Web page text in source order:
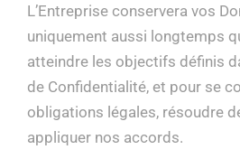
L’Entreprise conservera vos
uniquement aussi longtemps
atteindre les objectifs définis
de Confidentialité, et pour se
obligations légales, résoudre
appliquer nos accords.